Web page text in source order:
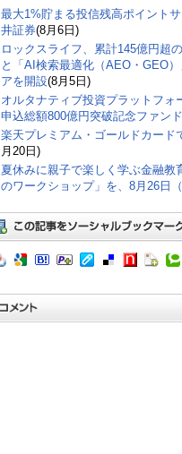
最大1%貯まる投信残高ポイント
井証券(8月6日)
ロックスライフ、累計145億円超
と「AI検索最適化（AEO・GEO
アを開設(8月5日)
オルタナティブ投資プラットフ
申込総額800億円突破記念ファン
楽天プレミアム・ゴールドカード
月20日)
夏休みに親子で楽しく学ぶ金融
のワークショップ」を、8月26日